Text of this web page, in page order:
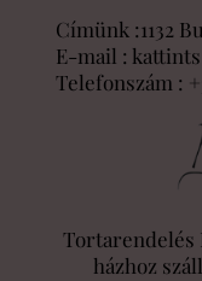
Címünk :1132
E-mail :
Telefonszám :
Tortarendelés
házhoz